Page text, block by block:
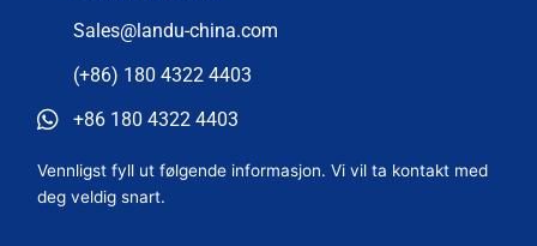
Sales@landu-china.com
(+86) 180 4322 4403
+86 180 4322 4403
Vennligst fyll ut følgende informasjon. Vi vil ta kontakt med
deg veldig snart.